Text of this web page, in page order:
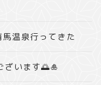
馬温泉行ってきた
います🌅🎍